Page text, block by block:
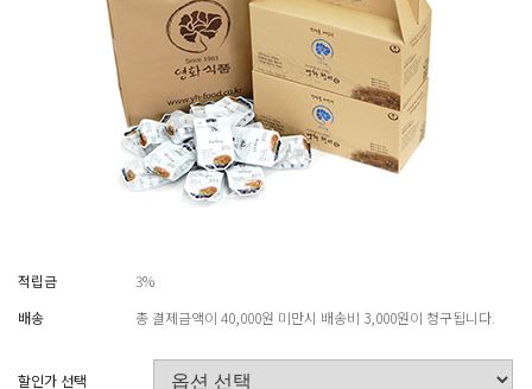
적립금
3%
배송
총 결제금액이 40,000원 미만시 배송비 3,000원이 청구됩니다.
할인가 선택